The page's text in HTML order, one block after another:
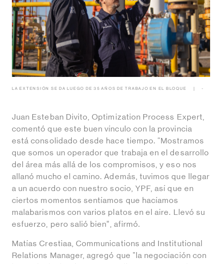
LA EXTENSIÓN SE DA LUEGO DE 35 AÑOS DE TRABAJO EN EL BLOQUE -
Juan Esteban Divito, Optimization Process Expert,
comentó que este buen vínculo con la provincia
está consolidado desde hace tiempo. “Mostramos
que somos un operador que trabaja en el desarrollo
del área más allá de los compromisos, y eso nos
allanó mucho el camino. Además, tuvimos que llegar
a un acuerdo con nuestro socio, YPF, así que en
ciertos momentos sentíamos que hacíamos
malabarismos con varios platos en el aire. Llevó su
esfuerzo, pero salió bien”, afirmó.
Matías Crestiaa, Communications and Institutional
Relations Manager, agregó que "la negociación con